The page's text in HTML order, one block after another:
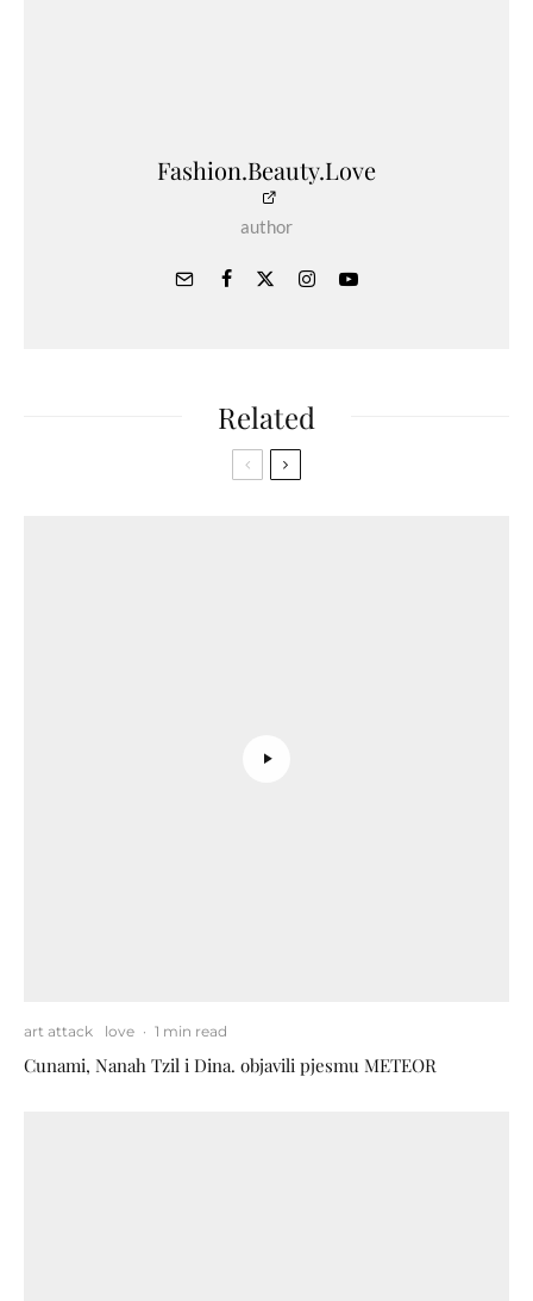
Fashion.Beauty.Love
author
Related
art attack love · 1 min read
Cunami, Nanah Tzil i Dina. objavili pjesmu METEOR